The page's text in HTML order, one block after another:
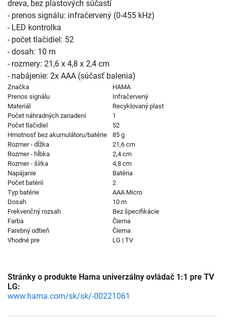
dreva, bez plastových súčastí
- prenos signálu: infračervený (0-455 kHz)
- LED kontrolka
- počet tlačidiel: 52
- dosah: 10 m
- rozmery: 21,6 x 4,8 x 2,4 cm
- nabájenie: 2x AAA (súčasť balenia)
Značka
HAMA
Prenos signálu
Infračervený
Materiál
Recyklovaný plast
Počet náhradných zariadení
1
Počet tlačidiel
52
Hmotnosť bez akumulátoru/batérie
85 g
Rozmer - dĺžka
21,6 cm
Rozmer - hĺbka
2,4 cm
Rozmer - šírka
4,8 cm
Napájanie
Batéria
Počet batérií
2
Typ batérie
AAA Micro
Dosah
10 m
Frekvenčný rozsah
Bez špecifikácie
Farba
Čierna
Farebný odtieň
Čierna
Vhodné pre
LG | TV
Stránky o produkte Hama univerzálny ovládač 1:1 pre TV
LG:
www.hama.com/sk/sk/-00221061